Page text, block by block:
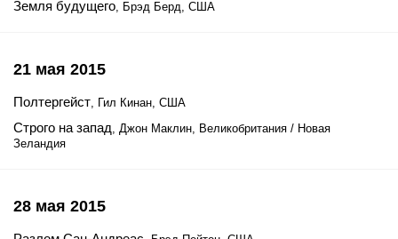
Земля будущего, Брэд Берд, США
21 мая 2015
Полтергейст, Гил Кинан, США
Строго на запад, Джон Маклин, Великобритания / Новая
Зеландия
28 мая 2015